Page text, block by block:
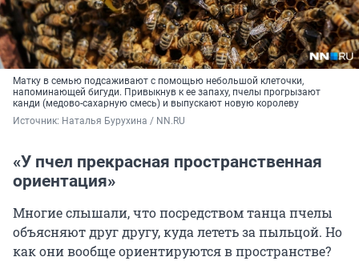
Матку в семью подсаживают с помощью небольшой клеточки,
напоминающей бигуди. Привыкнув к ее запаху, пчелы прогрызают
канди (медово-сахарную смесь) и выпускают новую королеву
Источник: Наталья Бурухина / NN.RU
«У пчел прекрасная пространственная
ориентация»
Многие слышали, что посредством танца пчелы
объясняют друг другу, куда лететь за пыльцой. Но
как они вообще ориентируются в пространстве?